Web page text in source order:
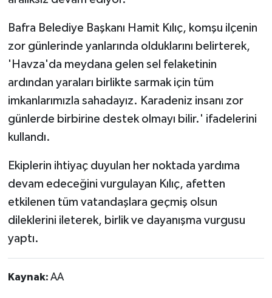
Bafra Belediye Başkanı Hamit Kılıç, komşu ilçenin
zor günlerinde yanlarında olduklarını belirterek,
'Havza'da meydana gelen sel felaketinin
ardından yaraları birlikte sarmak için tüm
imkanlarımızla sahadayız. Karadeniz insanı zor
günlerde birbirine destek olmayı bilir.' ifadelerini
kullandı.
Ekiplerin ihtiyaç duyulan her noktada yardıma
devam edeceğini vurgulayan Kılıç, afetten
etkilenen tüm vatandaşlara geçmiş olsun
dileklerini ileterek, birlik ve dayanışma vurgusu
yaptı.
Kaynak: AA